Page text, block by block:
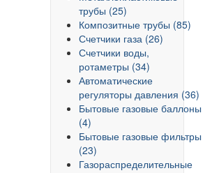
трубы (25)
Композитные трубы (85)
Счетчики газа (26)
Счетчики воды,
ротаметры (34)
Автоматические
регуляторы давления (36)
Бытовые газовые баллоны
(4)
Бытовые газовые фильтры
(23)
Газораспределительные